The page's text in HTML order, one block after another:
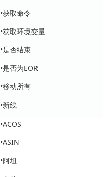
•获取命令
•获取环境变量
•是否结束
•是否为EOR
•移动所有
•新线
•ACOS
•ASIN
•阿坦